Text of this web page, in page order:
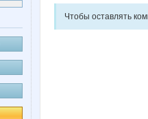
Чтобы оставлять